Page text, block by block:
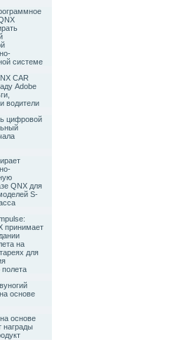
системе
CAR
Adobe
водители
цифровой
QNX для
S-
принимает
на
для
полета
основе
основе
награды